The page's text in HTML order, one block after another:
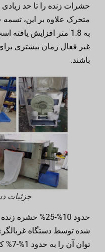
حشرات زنده را تا حد
به 1.8 متر افزایش
غیر فعال زمان بیشتری
باشند.
جزئیات
حدود 10%-25%
شده توسط دستگاه
توان